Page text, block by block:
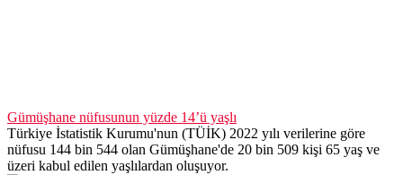
Gümüşhane nüfusunun yüzde 14’ü yaşlı
Türkiye İstatistik Kurumu'nun (TÜİK) 2022 yılı verilerine göre
nüfusu 144 bin 544 olan Gümüşhane'de 20 bin 509 kişi 65 yaş ve
üzeri kabul edilen yaşlılardan oluşuyor.